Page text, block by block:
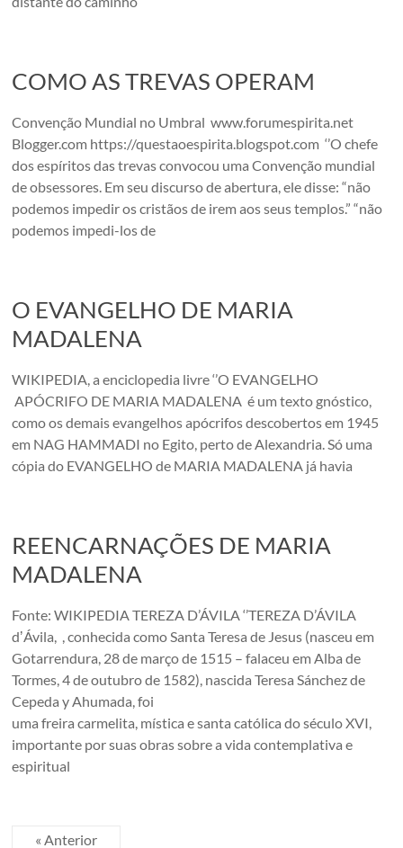
COMO AS TREVAS OPERAM
Convenção Mundial no Umbral www.forumespirita.net
Blogger.com https://questaoespirita.blogspot.com ‘’O chefe
dos espíritos das trevas convocou uma Convenção mundial
de obsessores. Em seu discurso de abertura, ele disse: “não
podemos impedir os cristãos de irem aos seus templos.” “não
podemos impedi-los de
O EVANGELHO DE MARIA
MADALENA
WIKIPEDIA, a enciclopedia livre ‘’O EVANGELHO
APÓCRIFO DE MARIA MADALENA é um texto gnóstico,
como os demais evangelhos apócrifos descobertos em 1945
em NAG HAMMADI no Egito, perto de Alexandria. Só uma
cópia do EVANGELHO de MARIA MADALENA já havia
REENCARNAÇÕES DE MARIA
MADALENA
Fonte: WIKIPEDIA TEREZA D’ÁVILA ‘’TEREZA D’ÁVILA
dʼÁvila, , conhecida como Santa Teresa de Jesus (nasceu em
Gotarrendura, 28 de março de 1515 – falaceu em Alba de
Tormes, 4 de outubro de 1582), nascida Teresa Sánchez de
Cepeda y Ahumada, foi
uma freira carmelita, mística e santa católica do século XVI,
importante por suas obras sobre a vida contemplativa e
espiritual
« Anterior